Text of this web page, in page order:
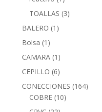
TOALLAS (3)
BALERO (1)
Bolsa (1)
CAMARA (1)
CEPILLO (6)
CONECCIONES (164)
COBRE (10)